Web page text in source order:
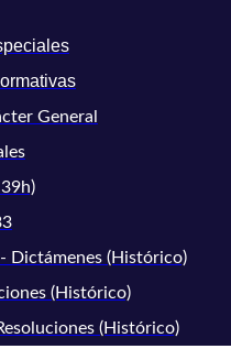
General
Dictámenes (Histórico)
(Histórico)
(Histórico)